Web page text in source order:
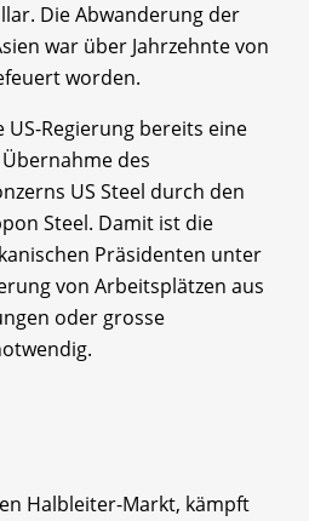
Die Abwanderung der
war über Jahrzehnte von
worden.
Regierung bereits eine
des
US Steel durch den
Steel. Damit ist die
Präsidenten unter
von Arbeitsplätzen aus
oder grosse
Halbleiter-Markt, kämpft